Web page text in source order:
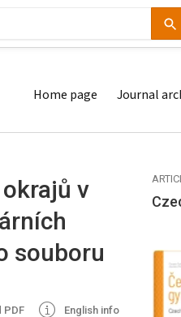
Home page Journal
v
souboru
PDF English info